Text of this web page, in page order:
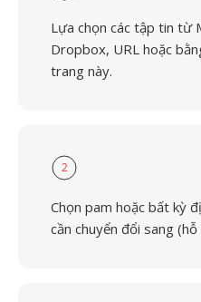
Lựa chọn các tập tin từ
Dropbox, URL hoặc
trang này.
2
Chọn pam hoặc bất kỳ
cần chuyển đổi sang